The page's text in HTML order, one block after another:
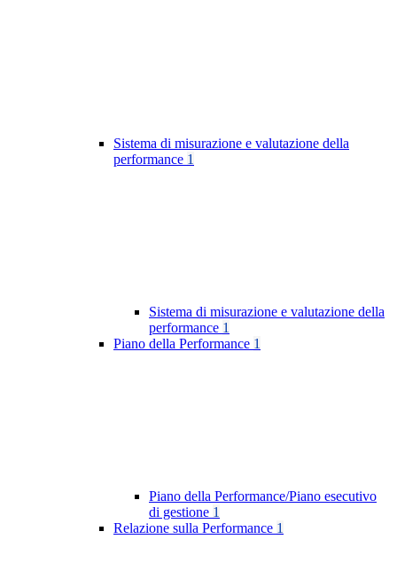
Sistema di misurazione e valutazione della
performance 1
Sistema di misurazione e valutazione della
performance 1
Piano della Performance 1
Piano della Performance/Piano esecutivo
di gestione 1
Relazione sulla Performance 1